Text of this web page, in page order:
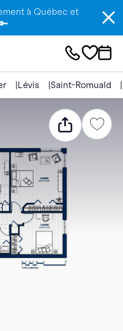
à Québec et
🔑
Lévis Saint-Romuald